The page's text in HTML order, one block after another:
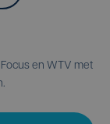
en WTV met